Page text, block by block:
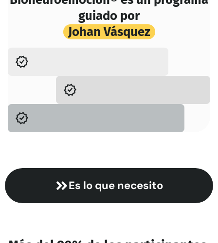
guiado por
Johan Vásquez
Es lo que necesito